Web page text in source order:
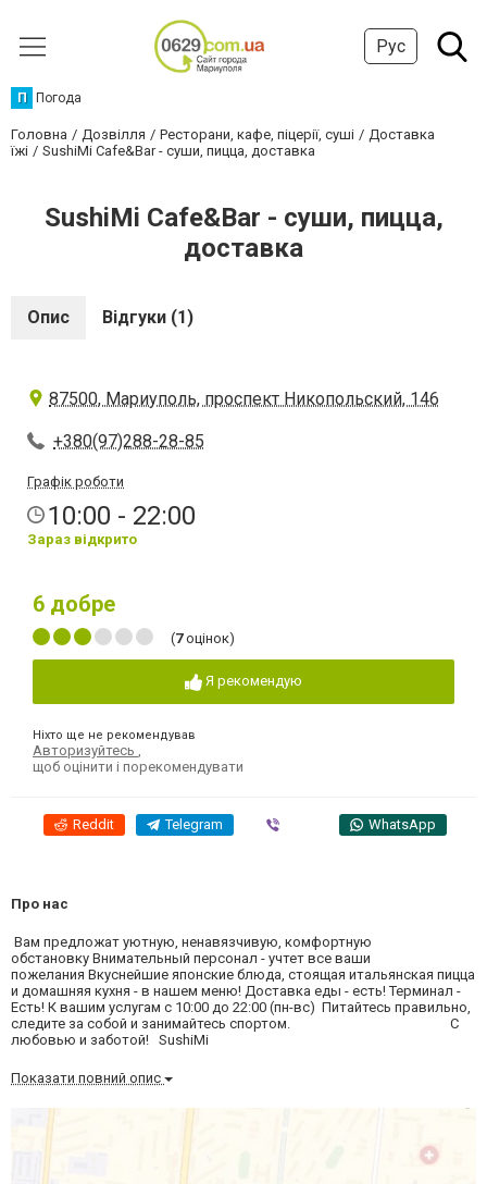
Рус
П Погода
Головна Дозвілля Ресторани, кафе, піцерії, суші
Доставка
їжі
SushiMi Cafe&Bar - суши, пицца, доставка
SushiMi Cafe&Bar - суши, пицца,
доставка
Опис Відгуки (1)
87500, Мариуполь, проспект Никопольский, 146
+380(97)288-28-85
Графік роботи
10:00 - 22:00
Зараз відкрито
6 добре
(7оцінок)
Я рекомендую
Ніхто ще не рекомендував
Авторизуйтесь
щоб оцінити і порекомендувати
Reddit Telegram WhatsApp
Про нас
Вам предложат уютную, ненавязчивую, комфортную
обстановку Внимательный персонал - учтет все ваши
пожелания Вкуснейшие японские блюда, стоящая итальянская пицца
и домашняя кухня - в нашем меню! Доставка еды - есть! Терминал -
Есть! К вашим услугам с 10:00 до 22:00 (пн-вс) Питайтесь правильно,
следите за собой и занимайтесь спортом. С
любовью и заботой! SushiMi
Показати повний опис